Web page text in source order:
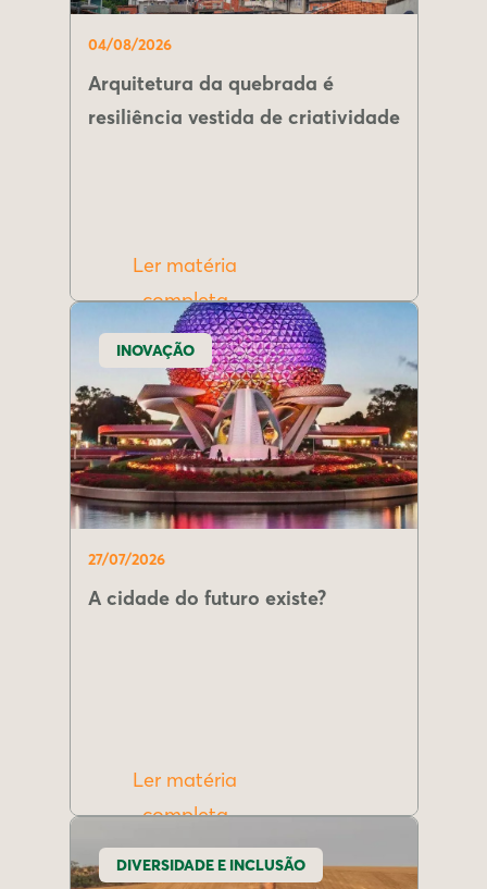
04/08/2026
Arquitetura da quebrada é
resiliência vestida de criatividade
Ler matéria
completa
INOVAÇÃO
27/07/2026
A cidade do futuro existe?
Ler matéria
completa
DIVERSIDADE E INCLUSÃO